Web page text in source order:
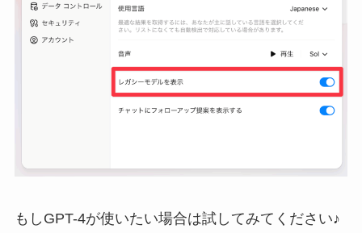
もしGPT-4が使いたい場合は試してみてください♪